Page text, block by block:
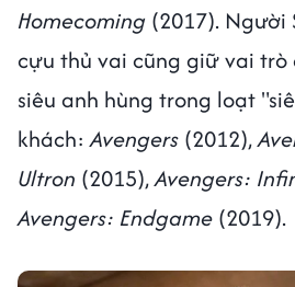
Homecoming (2017).
cựu thủ vai cũng giữ vai
siêu anh hùng trong loạt
khách:Avengers (2012),
Ultron (2015),Avengers:
Avengers: Endgame (2019).